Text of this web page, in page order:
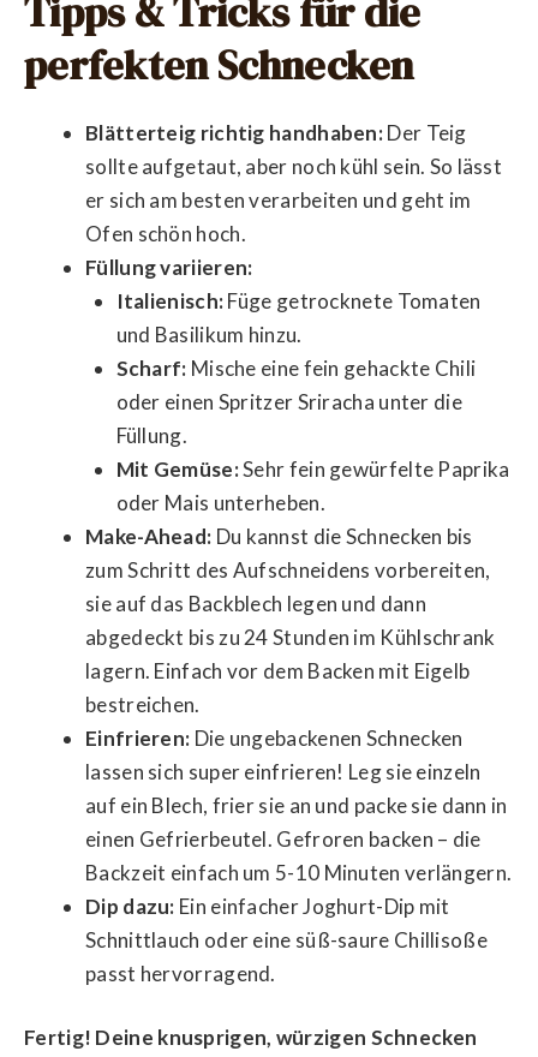
Tipps & Tricks für die
perfekten Schnecken
Blätterteig richtig handhaben:Der Teig
sollte aufgetaut, aber noch kühl sein. So lässt
er sich am besten verarbeiten und geht im
Ofen schön hoch.
Füllung variieren:
Italienisch:Füge getrocknete Tomaten
und Basilikum hinzu.
Scharf: Mische eine fein gehackte Chili
oder einen Spritzer Sriracha unter die
Füllung.
Mit Gemüse:Sehr fein gewürfelte Paprika
oder Mais unterheben.
Make-Ahead: Du kannst die Schnecken bis
zum Schritt des Aufschneidens vorbereiten,
sie auf das Backblech legen und dann
abgedeckt bis zu 24 Stunden im Kühlschrank
lagern. Einfach vor dem Backen mit Eigelb
bestreichen.
Einfrieren: Die ungebackenen Schnecken
lassen sich super einfrieren! Leg sie einzeln
auf ein Blech, frier sie an und packe sie dann in
einen Gefrierbeutel. Gefroren backen – die
Backzeit einfach um 5-10 Minuten verlängern.
Dip dazu: Ein einfacher Joghurt-Dip mit
Schnittlauch oder eine süß-saure Chillisoße
passt hervorragend.
Fertig! Deine knusprigen, würzigen Schnecken